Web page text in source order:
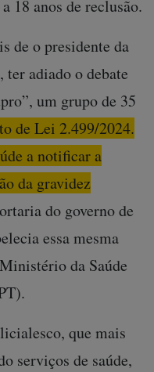
18 anos de reclusão.
de o presidente da
adiado o debate
um grupo de 35
de Lei 2.499/2024.
a notificar a
da gravidez
do governo de
essa mesma
da Saúde
que mais
serviços de saúde,